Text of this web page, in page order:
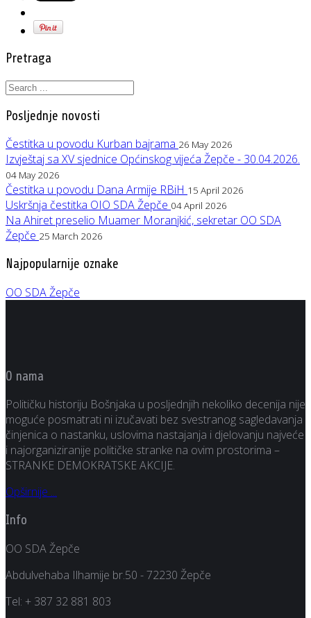
Pretraga
Posljednje novosti
Čestitka u povodu Kurban bajrama 26 May 2026
Izvještaj sa XV sjednice Općinskog vijeća Žepče - 30.04.2026.
04 May 2026
Čestitka u povodu Dana Armije RBiH 15 April 2026
Uskršnja čestitka OIO SDA Žepče 04 April 2026
Na Ahiret preselio Muamer Moranjkić, sekretar OO SDA
Žepče 25 March 2026
Najpopularnije oznake
OO SDA Žepče
O nama
Političku historiju Bošnjaka u posljednjih nekoliko decenija nije
moguće posmatrati ni izučavati bez svestranog sagledavanja
činjenica o nastanku, uslovima nastajanja i djelovanju najveće
i najorganiziranije političke stranke na ovim prostorima –
STRANKE DEMOKRATSKE AKCIJE.
Opširnije ...
Info
OO SDA Žepče
Abdulvehaba Ilhamije br.50 - 72230 Žepče
Tel: + 387 32 881 803